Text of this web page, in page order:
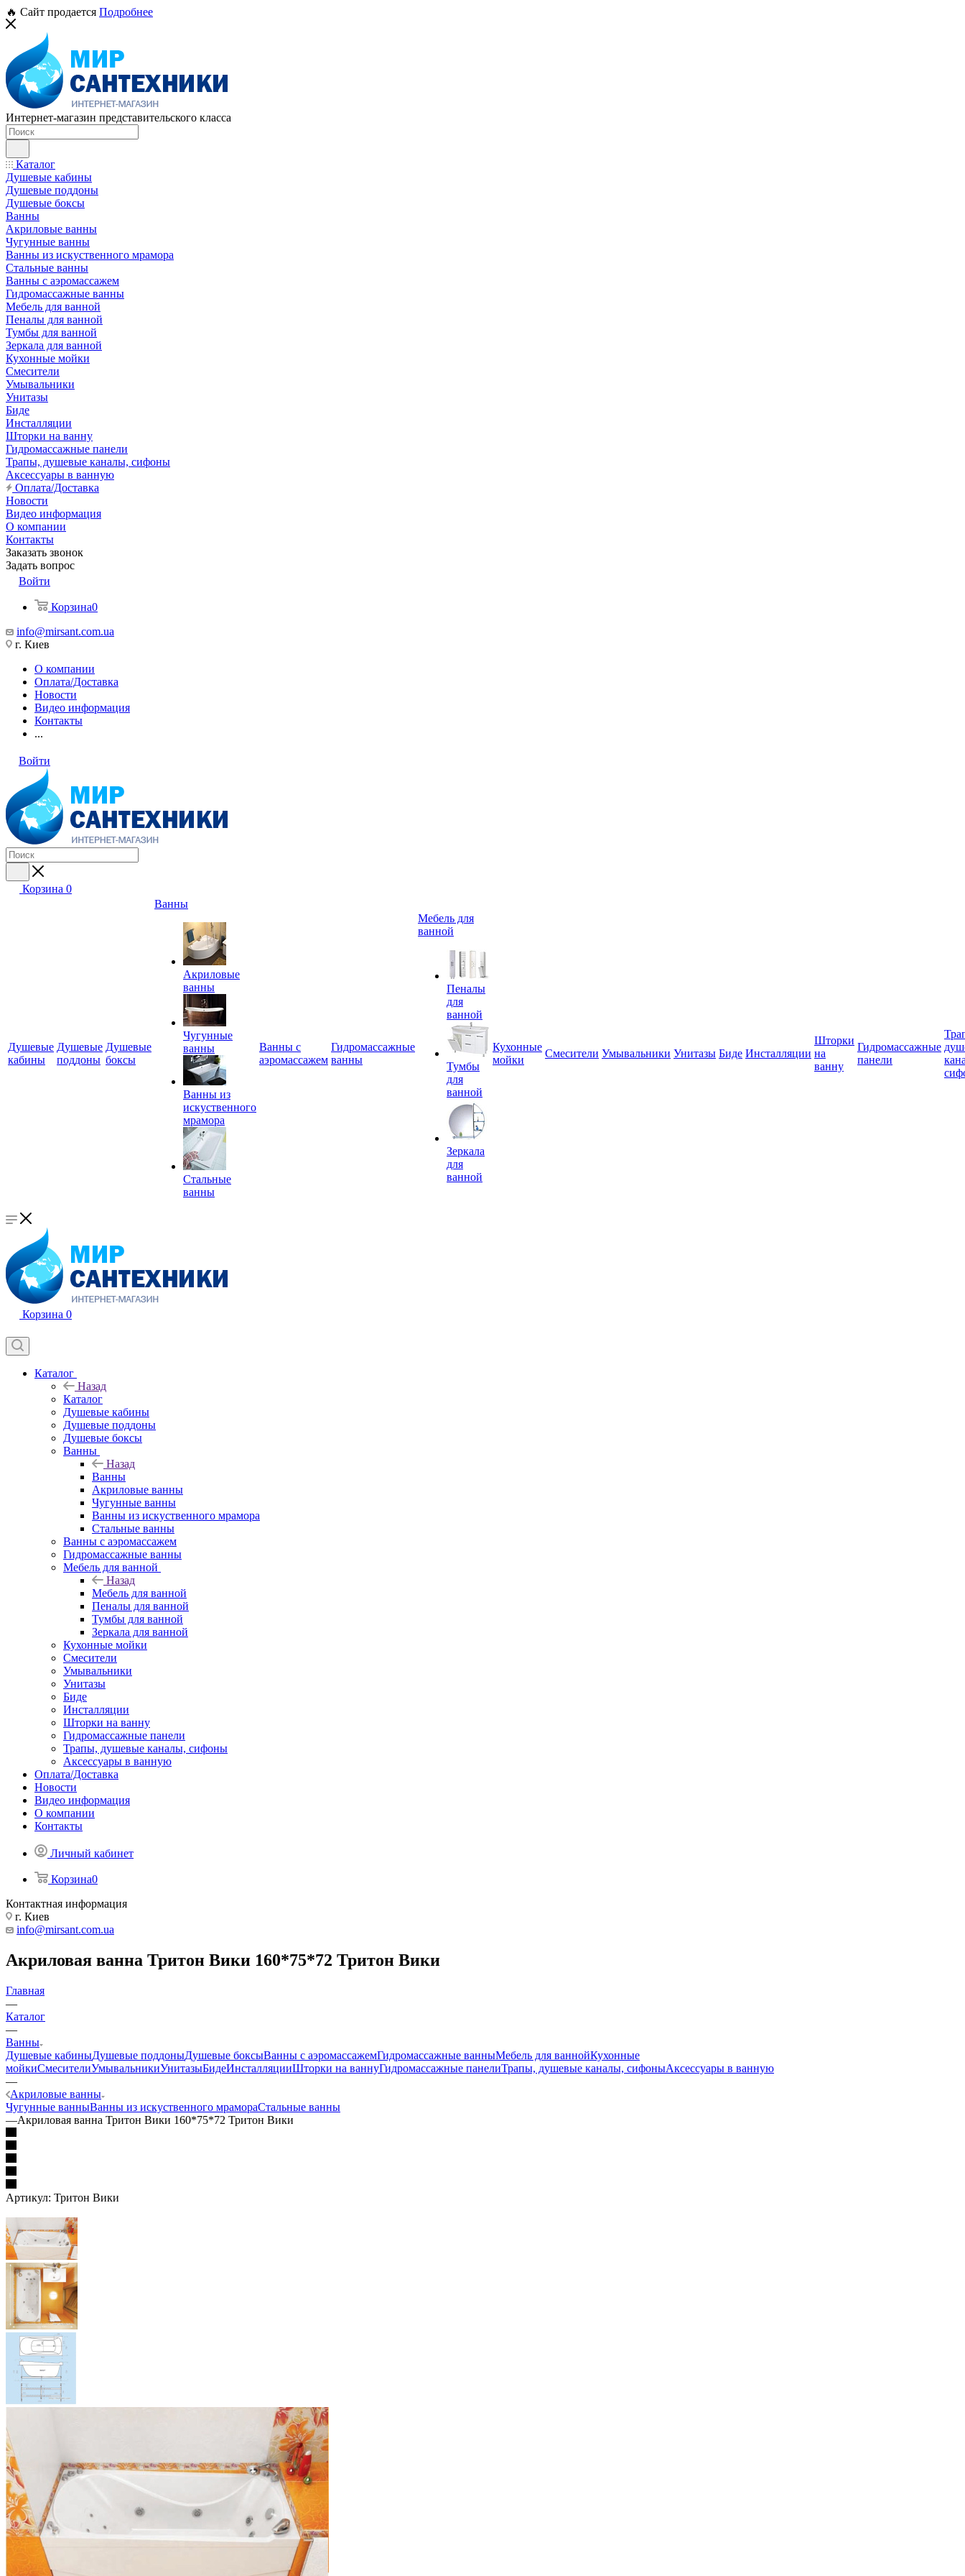
🔥 Сайт продается Подробнее
Интернет-магазин представительского класса
Каталог
Душевые кабины
Душевые поддоны
Душевые боксы
Ванны
Акриловые ванны
Чугунные ванны
Ванны из искуственного мрамора
Стальные ванны
Ванны с аэромассажем
Гидромассажные ванны
Мебель для ванной
Пеналы для ванной
Тумбы для ванной
Зеркала для ванной
Кухонные мойки
Смесители
Умывальники
Унитазы
Биде
Инсталляции
Шторки на ванну
Гидромассажные панели
Трапы, душевые каналы, сифоны
Аксессуары в ванную
Оплата/Доставка
Новости
Видео информация
О компании
Контакты
Заказать звонок
Задать вопрос
Войти
Корзина0
info@mirsant.com.ua
г. Киев
О компании
Оплата/Доставка
Новости
Видео информация
Контакты
...
Войти
Корзина 0
Душевые
кабины
Душевые
поддоны
Душевые
боксы
Ванны
Акриловые
ванны
Чугунные
ванны
Ванны из
искуственного
мрамора
Стальные
ванны
Ванны с
аэромассажем
Гидромассажные
ванны
Мебель для
ванной
Пеналы
для
ванной
Тумбы
для
ванной
Зеркала
для
ванной
Кухонные
мойки
Смесители Умывальники Унитазы Биде Инсталляции
Шторки
на
ванну
Гидромассажные
панели
Корзина 0
Каталог
Назад
Каталог
Душевые кабины
Душевые поддоны
Душевые боксы
Ванны
Назад
Ванны
Акриловые ванны
Чугунные ванны
Ванны из искуственного мрамора
Стальные ванны
Ванны с аэромассажем
Гидромассажные ванны
Мебель для ванной
Назад
Мебель для ванной
Пеналы для ванной
Тумбы для ванной
Зеркала для ванной
Кухонные мойки
Смесители
Умывальники
Унитазы
Биде
Инсталляции
Шторки на ванну
Гидромассажные панели
Трапы, душевые каналы, сифоны
Аксессуары в ванную
Оплата/Доставка
Новости
Видео информация
О компании
Контакты
Личный кабинет
Корзина0
Контактная информация
г. Киев
info@mirsant.com.ua
Акриловая ванна Тритон Вики 160*75*72 Тритон Вики
Главная
—
Каталог
—
Ванны
Душевые кабиныДушевые поддоныДушевые боксыВанны с аэромассажемГидромассажные ванныМебель для ваннойКухонные
мойкиСмесителиУмывальникиУнитазыБидеИнсталляцииШторки на ваннуГидромассажные панелиТрапы, душевые каналы, сифоныАксессуары в ванную
—
Акриловые ванны
Чугунные ванныВанны из искуственного мрамораСтальные ванны
—Акриловая ванна Тритон Вики 160*75*72 Тритон Вики
Артикул: Тритон Вики